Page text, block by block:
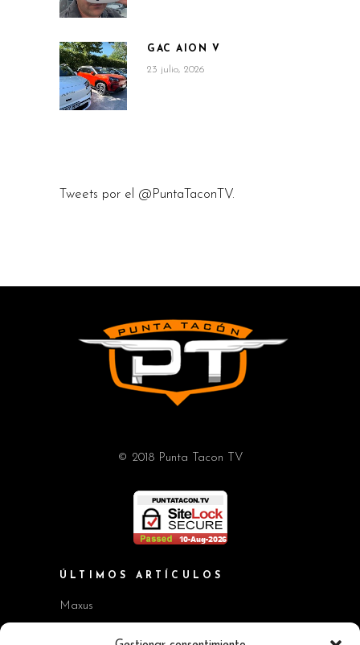
GAC AION V
23 julio, 2026
Tweets por el @PuntaTaconTV.
© 2018 Punta Tacon TV
ÚLTIMOS ARTÍCULOS
Maxus
Workshop BMW Neue Klasse